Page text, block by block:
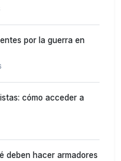
por la guerra en
cómo acceder a
deben hacer armadores